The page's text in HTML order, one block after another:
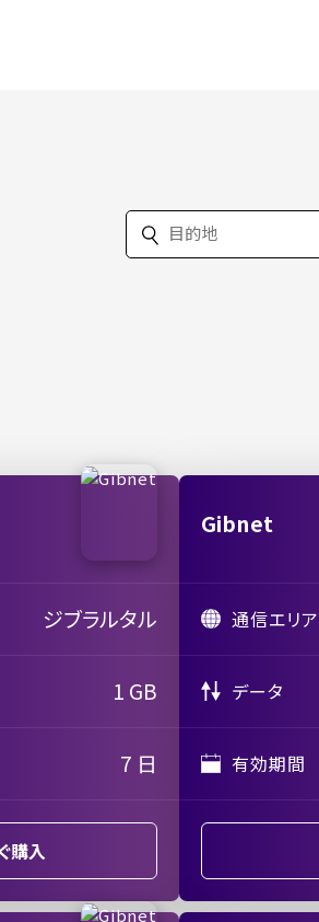
ジブラルタル
1 GB
7 日
購入
Gibnet
通信エリア
データ
有効期間